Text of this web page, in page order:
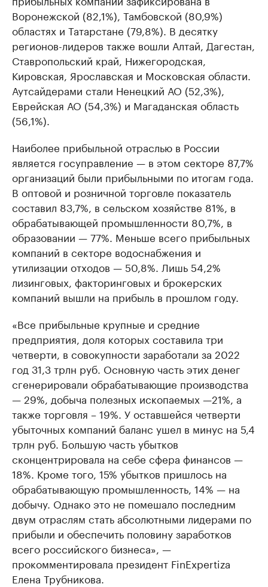
Воронежской (82,1%), Тамбовской (80,9%)
областях и Татарстане (79,8%). В десятку
регионов-лидеров также вошли Алтай, Дагестан,
Ставропольский край, Нижегородская,
Кировская, Ярославская и Московская области.
Аутсайдерами стали Ненецкий АО (52,3%),
Еврейская АО (54,3%) и Магаданская область
(56,1%).
Наиболее прибыльной отраслью в России
является госуправление — в этом секторе 87,7%
организаций были прибыльными по итогам года.
В оптовой и розничной торговле показатель
составил 83,7%, в сельском хозяйстве 81%, в
обрабатывающей промышленности 80,7%, в
образовании — 77%. Меньше всего прибыльных
компаний в секторе водоснабжения и
утилизации отходов — 50,8%. Лишь 54,2%
лизинговых, факторинговых и брокерских
компаний вышли на прибыль в прошлом году.
«Все прибыльные крупные и средние
предприятия, доля которых составила три
четверти, в совокупности заработали за 2022
год 31,3 трлн руб. Основную часть этих денег
сгенерировали обрабатывающие производства
— 29%, добыча полезных ископаемых —21%, а
также торговля – 19%. У оставшейся четверти
убыточных компаний баланс ушел в минус на 5,4
трлн руб. Большую часть убытков
сконцентрировала на себе сфера финансов —
18%. Кроме того, 15% убытков пришлось на
обрабатывающую промышленность, 14% — на
добычу. Однако это не помешало последним
двум отраслям стать абсолютными лидерами по
прибыли и обеспечить половину заработков
всего российского бизнеса», —
прокомментировала президент FinExpertiza
Елена Трубникова.